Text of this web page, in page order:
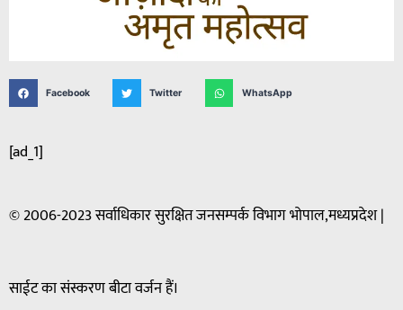
Facebook Twitter WhatsApp
[ad_1]
© 2006-2023 सर्वाधिकार सुरक्षित जनसम्पर्क विभाग भोपाल,मध्यप्रदेश |
साईट का संस्करण बीटा वर्जन हैं।